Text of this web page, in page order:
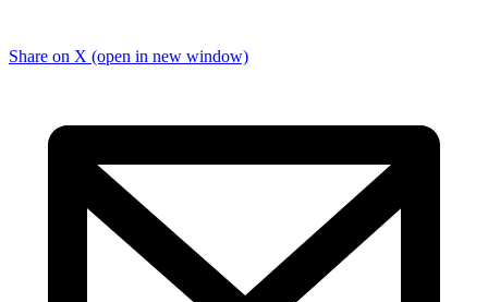
Share on X (open in new window)